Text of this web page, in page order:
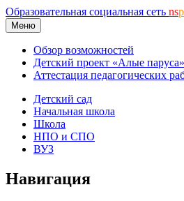
Образовательная социальная сеть ns
Меню
Обзор возможностей
Детский проект «Алые паруса»
Аттестация педагогических
Детский сад
Начальная школа
Школа
НПО и СПО
ВУЗ
Навигация